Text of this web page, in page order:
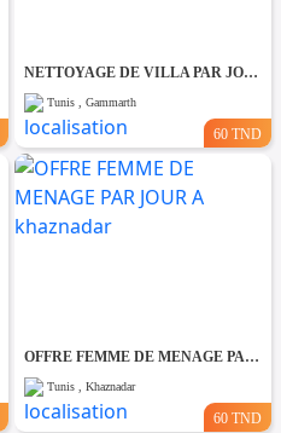
NETTOYAGE DE VILLA PAR JOUR A Gammarth
Tunis , Gammarth
60 TND
OFFRE FEMME DE MENAGE PAR JOUR A khaznadar
Tunis , Khaznadar
60 TND